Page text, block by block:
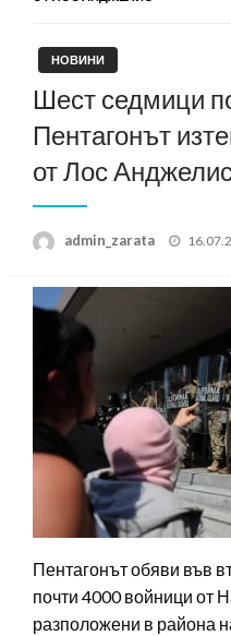
НОВИНИ
Шест седмици
Пентагонът
от Лос
admin_zarata
Posted
Пентагонът обяви във
почти 4000 войници от
разположени в района